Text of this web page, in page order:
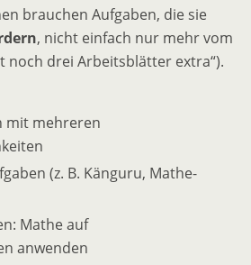
brauchen Aufgaben, die sie
, nicht einfach nur mehr vom
noch drei Arbeitsblätter extra“).
mit mehreren
(z. B. Känguru, Mathe-
Mathe auf
anwenden